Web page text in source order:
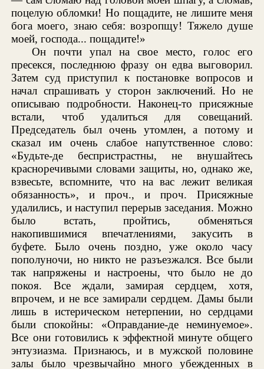
поцелую обломки! Но пощадите, не лишите меня
бога моего, знаю себя: возропщу! Тяжело душе
моей, господа... пощадите!»
Он почти упал на свое место, голос его
пресекся, последнюю фразу он едва выговорил.
Затем суд приступил к постановке вопросов и
начал спрашивать у сторон заключений. Но не
описываю подробности. Наконец-то присяжные
встали, чтоб удалиться для совещаний.
Председатель был очень утомлен, а потому и
сказал им очень слабое напутственное слово:
«Будьте-де беспристрастны, не внушайтесь
красноречивыми словами защиты, но, однако же,
взвесьте, вспомните, что на вас лежит великая
обязанность», и проч., и проч. Присяжные
удалились, и наступил перерыв заседания. Можно
было встать, пройтись, обменяться
накопившимися впечатлениями, закусить в
буфете. Было очень поздно, уже около часу
пополуночи, но никто не разъезжался. Все были
так напряжены и настроены, что было не до
покоя. Все ждали, замирая сердцем, хотя,
впрочем, и не все замирали сердцем. Дамы были
лишь в истерическом нетерпении, но сердцами
были спокойны: «Оправдание-де неминуемое».
Все они готовились к эффектной минуте общего
энтузиазма. Признаюсь, и в мужской половине
залы было чрезвычайно много убежденных в